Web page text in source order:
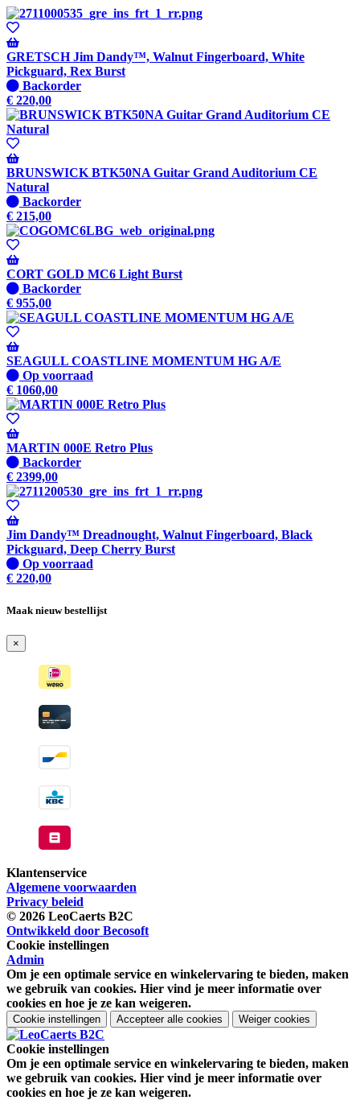
GRETSCH Jim Dandy™, Walnut Fingerboard, White
Pickguard, Rex Burst
Niet
op
voorraad
-
Wordt
verzonden
wanneer
beschikbaar
Backorder
€ 220,00
BRUNSWICK BTK50NA Guitar Grand Auditorium CE
Natural
Niet
op
voorraad
-
Wordt
verzonden
wanneer
beschikbaar
Backorder
€ 215,00
CORT GOLD MC6 Light Burst
Niet
op
voorraad
-
Wordt
verzonden
wanneer
beschikbaar
Backorder
€ 955,00
SEAGULL COASTLINE MOMENTUM HG A/E
Op
voorraad
Op voorraad
€ 1060,00
MARTIN 000E Retro Plus
Niet
op
voorraad
-
Wordt
verzonden
wanneer
beschikbaar
Backorder
€ 2399,00
Jim Dandy™ Dreadnought, Walnut Fingerboard, Black
Pickguard, Deep Cherry Burst
Op
voorraad
Op voorraad
€ 220,00
Maak nieuw bestellijst
×
Klantenservice
Algemene voorwaarden
Privacy beleid
© 2026 LeoCaerts B2C
Ontwikkeld door Becosoft
Cookie instellingen
Admin
Om je een optimale service en winkelervaring te bieden, maken
we gebruik van cookies. Hier vind je meer informatie over
cookies en hoe je ze kan weigeren.
Cookie instellingen Accepteer alle cookies Weiger cookies
Cookie instellingen
Om je een optimale service en winkelervaring te bieden, maken
we gebruik van cookies. Hier vind je meer informatie over
cookies en hoe je ze kan weigeren.